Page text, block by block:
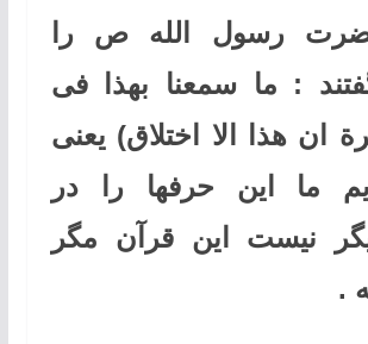
رسول الله ص را
: ما سمعنا بهذا فی
ان هذا الا اختلاق) یعنی
ما این حرفها را در
نیست این قرآن مگر
.